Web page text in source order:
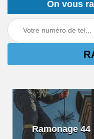
On vous
Ramonage 44